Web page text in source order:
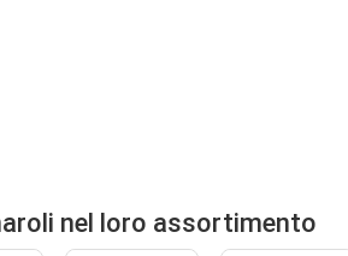
nel loro assortimento